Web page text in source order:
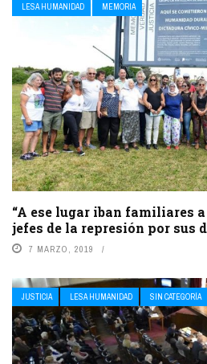
LESA HUMANIDAD MEMORIA
“A ese lugar iban familiares
jefes de la represión por sus
7 MARZO, 2019
JUSTICIA LESA HUMANIDAD SIN CATEGORÍA